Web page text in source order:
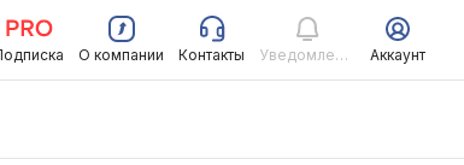
О компании Контакты Уведомления Аккаунт